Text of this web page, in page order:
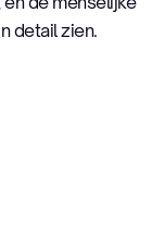
detail zien.